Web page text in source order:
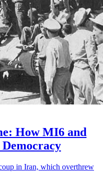
How MI6 and
in Iran, which overthrew